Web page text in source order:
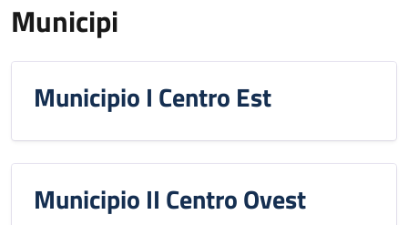
Municipi
Municipio I Centro Est
Municipio II Centro Ovest